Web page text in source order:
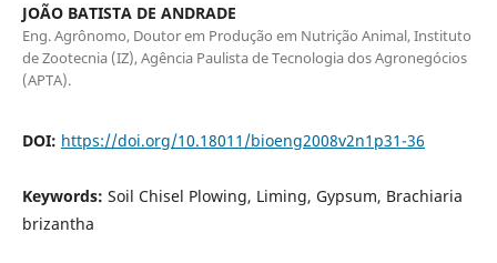
JOÃO BATISTA DE ANDRADE
Eng. Agrônomo, Doutor em Produção em Nutrição Animal, Instituto
de Zootecnia (IZ), Agência Paulista de Tecnologia dos Agronegócios
(APTA).
DOI: https://doi.org/10.18011/bioeng2008v2n1p31-36
Keywords: Soil Chisel Plowing, Liming, Gypsum, Brachiaria
brizantha